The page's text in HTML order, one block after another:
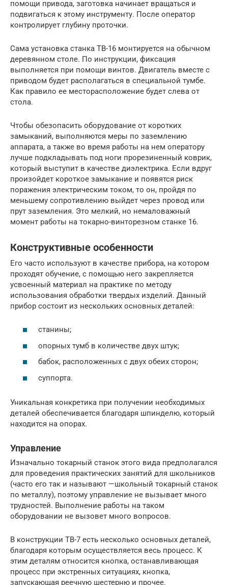
помощи привода, заготовка начинает вращаться и
подвигаться к этому инструменту. После оператор
контролирует глубину проточки.
Сама установка станка ТВ-16 монтируется на обычном
деревянном столе. По инструкции, фиксация
выполняется при помощи винтов. Двигатель вместе с
приводом будет располагаться в специальной тумбе.
Как правило ее месторасположение будет слева от
стола.
Чтобы обезопасить оборудование от коротких
замыканий, выполняются меры по заземлению
аппарата, а также во время работы на нем оператору
лучше подкладывать под ноги прорезиненный коврик,
который выступит в качестве диэлектрика. Если вдруг
произойдет короткое замыкание и появятся риск
поражения электрическим током, то он, пройдя по
меньшему сопротивлению выйдет через провод или
прут заземления. Это мелкий, но немаловажный
момент работы на токарно-винторезном станке 16.
Конструктивные особенности
Его часто используют в качестве прибора, на котором
проходят обучение, с помощью него закрепляется
усвоенный материал на практике по методу
использования обработки твердых изделий. Данный
прибор состоит из нескольких основных деталей:
станины;
опорных тумб в количестве двух штук;
бабок, расположенных с двух обеих сторон;
суппорта.
Уникальная конкретика при получении необходимых
деталей обеспечивается благодаря шпинделю, который
находится на опорах.
Управление
Изначально токарный станок этого вида предполагался
для проведения практических занятий для школьников
(часто его так и называют —школьный токарный станок
по металлу), поэтому управление не вызывает много
трудностей. Выполнение работы на таком
оборудовании не вызовет много вопросов.
В конструкции ТВ-7 есть несколько основных деталей,
благодаря которым осуществляется весь процесс. К
этим деталям относится кнопка, останавливающая
процесс при экстренных ситуациях, кнопка,
запускающая реечную шестерню и прочее.